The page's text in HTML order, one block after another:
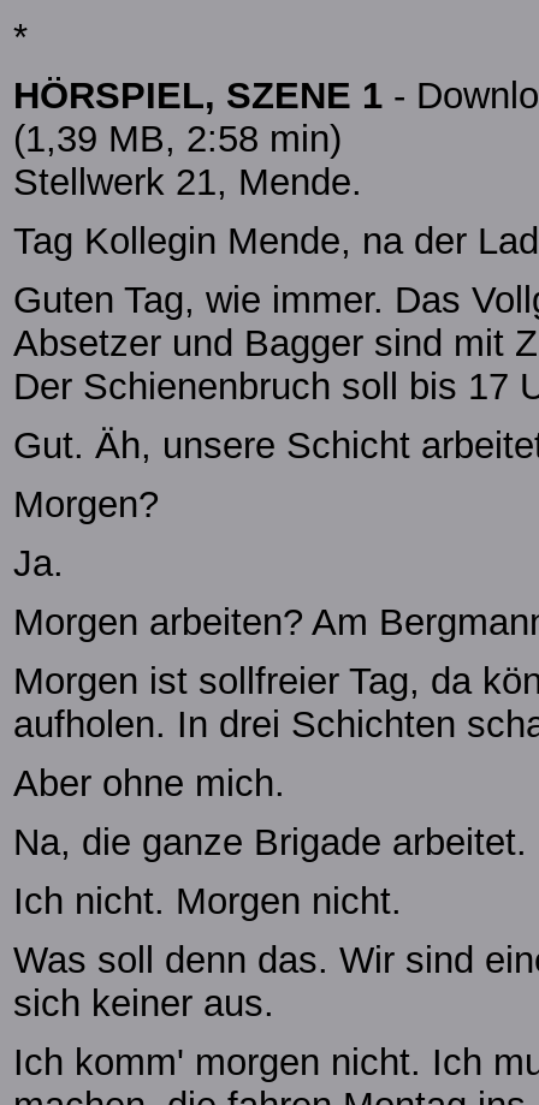
*
HÖRSPIEL, SZENE 1 -
(1,39 MB, 2:58 min)
Stellwerk 21, Mende.
Tag Kollegin Mende, na der
Guten Tag, wie immer. Das
Absetzer und Bagger sind mit
Der Schienenbruch soll bis 17
Gut. Äh, unsere Schicht
Morgen?
Ja.
Morgen arbeiten? Am
Morgen ist sollfreier Tag, da
aufholen. In drei Schichten
Aber ohne mich.
Na, die ganze Brigade arbeitet.
Ich nicht. Morgen nicht.
Was soll denn das. Wir sind
sich keiner aus.
Ich komm' morgen nicht. Ich